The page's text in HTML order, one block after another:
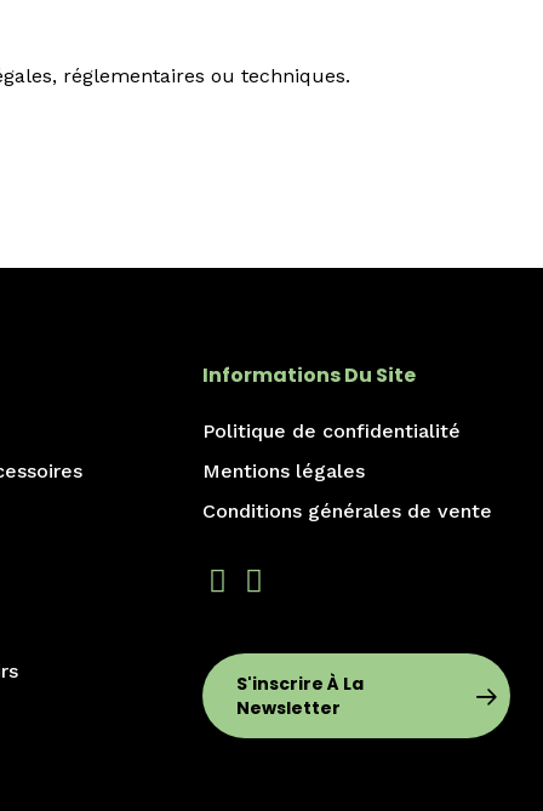
réglementaires ou techniques.
Informations Du Site
Politique de confidentialité
Mentions légales
Conditions générales de vente
S'inscrire À La
Newsletter